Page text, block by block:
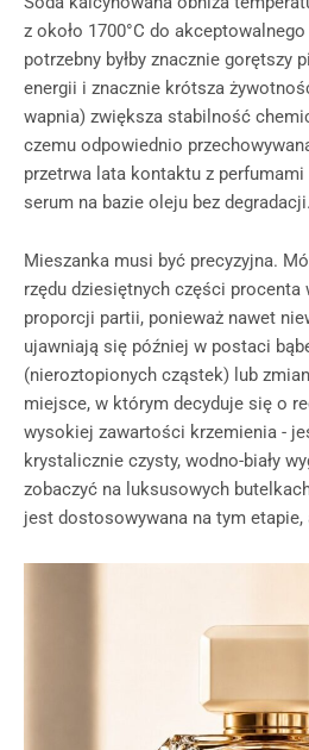
z około 1700°C do
potrzebny byłby znacznie gorętszy
energii i znacznie krótsza
wapnia) zwiększa stabilność
czemu odpowiednio
przetrwa lata kontaktu z
serum na bazie oleju bez degradacji.
Mieszanka musi być precyzyjna.
rzędu dziesiętnych części procenta
proporcji partii, ponieważ nawet
ujawniają się później w postaci
(nieroztopionych cząstek) lub
miejsce, w którym decyduje się o
wysokiej zawartości krzemienia -
krystalicznie czysty, wodno-biały
zobaczyć na luksusowych
jest dostosowywana na tym etapie,